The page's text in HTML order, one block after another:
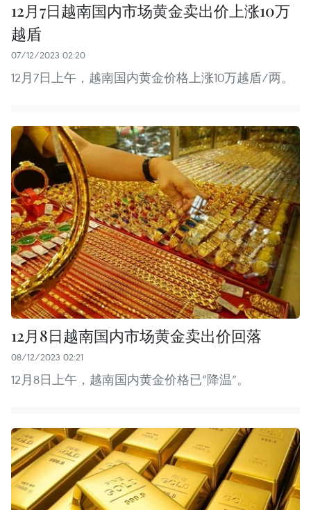
12月7日越南国内市场黄金卖出价上涨10万
越盾
07/12/2023 02:20
12月7日上午，越南国内黄金价格上涨10万越盾/两。
12月8日越南国内市场黄金卖出价回落
08/12/2023 02:21
12月8日上午，越南国内黄金价格已“降温”。